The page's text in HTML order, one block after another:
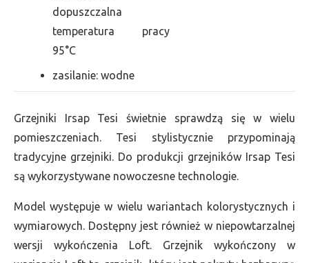
dopuszczalna
temperatura pracy
95°C
zasilanie: wodne
Grzejniki Irsap Tesi świetnie sprawdzą się w wielu
pomieszczeniach. Tesi stylistycznie przypominają
tradycyjne grzejniki. Do produkcji grzejników Irsap Tesi
są wykorzystywane nowoczesne technologie.
Model występuje w wielu wariantach kolorystycznych i
wymiarowych. Dostępny jest również w niepowtarzalnej
wersji wykończenia Loft. Grzejnik wykończony w